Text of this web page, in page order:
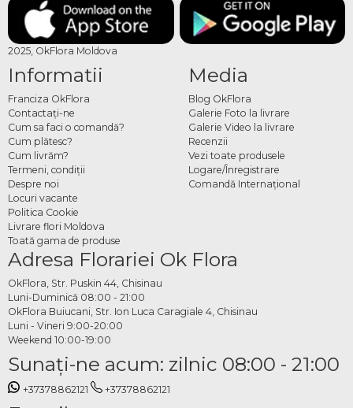
2025, OkFlora Moldova
Informatii
Franciza OkFlora
Contactaţi-ne
Cum sa faci o comandă?
Cum plătesc?
Cum livrăm?
Termeni, condiţii
Despre noi
Locuri vacante
Politica Cookie
Livrare flori Moldova
Toată gama de produse
Media
Blog OkFlora
Galerie Foto la livrare
Galerie Video la livrare
Recenzii
Vezi toate produsele
Logare/Înregistrare
Comandă Internațional
Adresa Florariei Ok Flora
OkFlora, Str. Puskin 44, Chisinau
Luni-Duminică 08:00 - 21:00
OkFlora Buiucani, Str. Ion Luca Caragiale 4, Chisinau
Luni - Vineri 9:00-20:00
Weekend 10:00-19:00
Sunaţi-ne acum: zilnic 08:00 - 21:00
+37378862121 +37378862121